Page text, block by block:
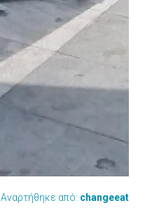
Αναρτήθηκε από: changeeat